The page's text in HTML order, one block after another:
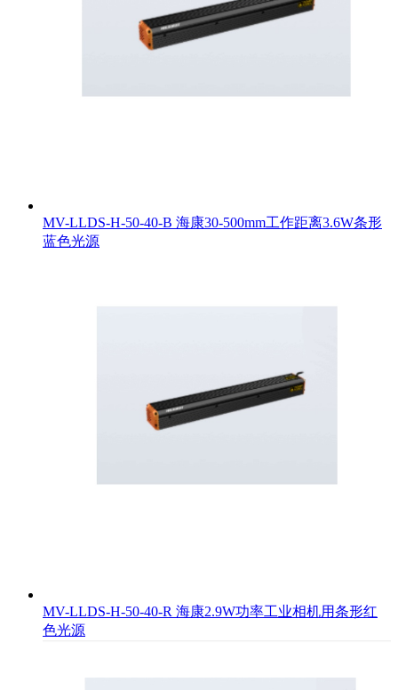
MV-LLDS-H-50-40-B 海康30-500mm工作距离3.6W条形
蓝色光源
MV-LLDS-H-50-40-R 海康2.9W功率工业相机用条形红
色光源